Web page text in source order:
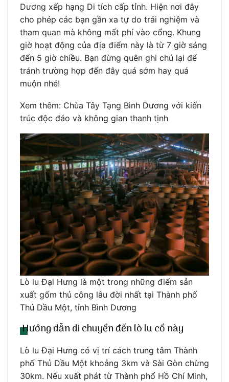
Dương xếp hạng Di tích cấp tỉnh. Hiện nơi đây
cho phép các bạn gần xa tự do trải nghiệm và
tham quan mà không mất phí vào cổng. Khung
giờ hoạt động của địa điểm này là từ 7 giờ sáng
đến 5 giờ chiều. Bạn đừng quên ghi chú lại để
tránh trường hợp đến đây quá sớm hay quá
muộn nhé!
Xem thêm: Chùa Tây Tạng Bình Dương với kiến
trúc độc đáo và không gian thanh tịnh
Lò lu Đại Hưng là một trong những điểm sản
xuất gốm thủ công lâu đời nhất tại Thành phố
Thủ Dầu Một, tỉnh Bình Dương
Hướng dẫn di chuyển đến lò lu cổ này
Lò lu Đại Hưng có vị trí cách trung tâm Thành
phố Thủ Dầu Một khoảng 3km và Sài Gòn chừng
30km. Nếu xuất phát từ Thành phố Hồ Chí Minh,